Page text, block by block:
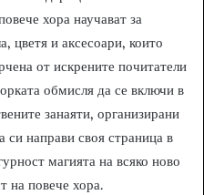
хора научават за
цветя и аксесоари, които
от искрените почитатели
обмисля да се включи в
занаяти, организирани
направи своя страница в
магията на всяко ново
на повече хора.